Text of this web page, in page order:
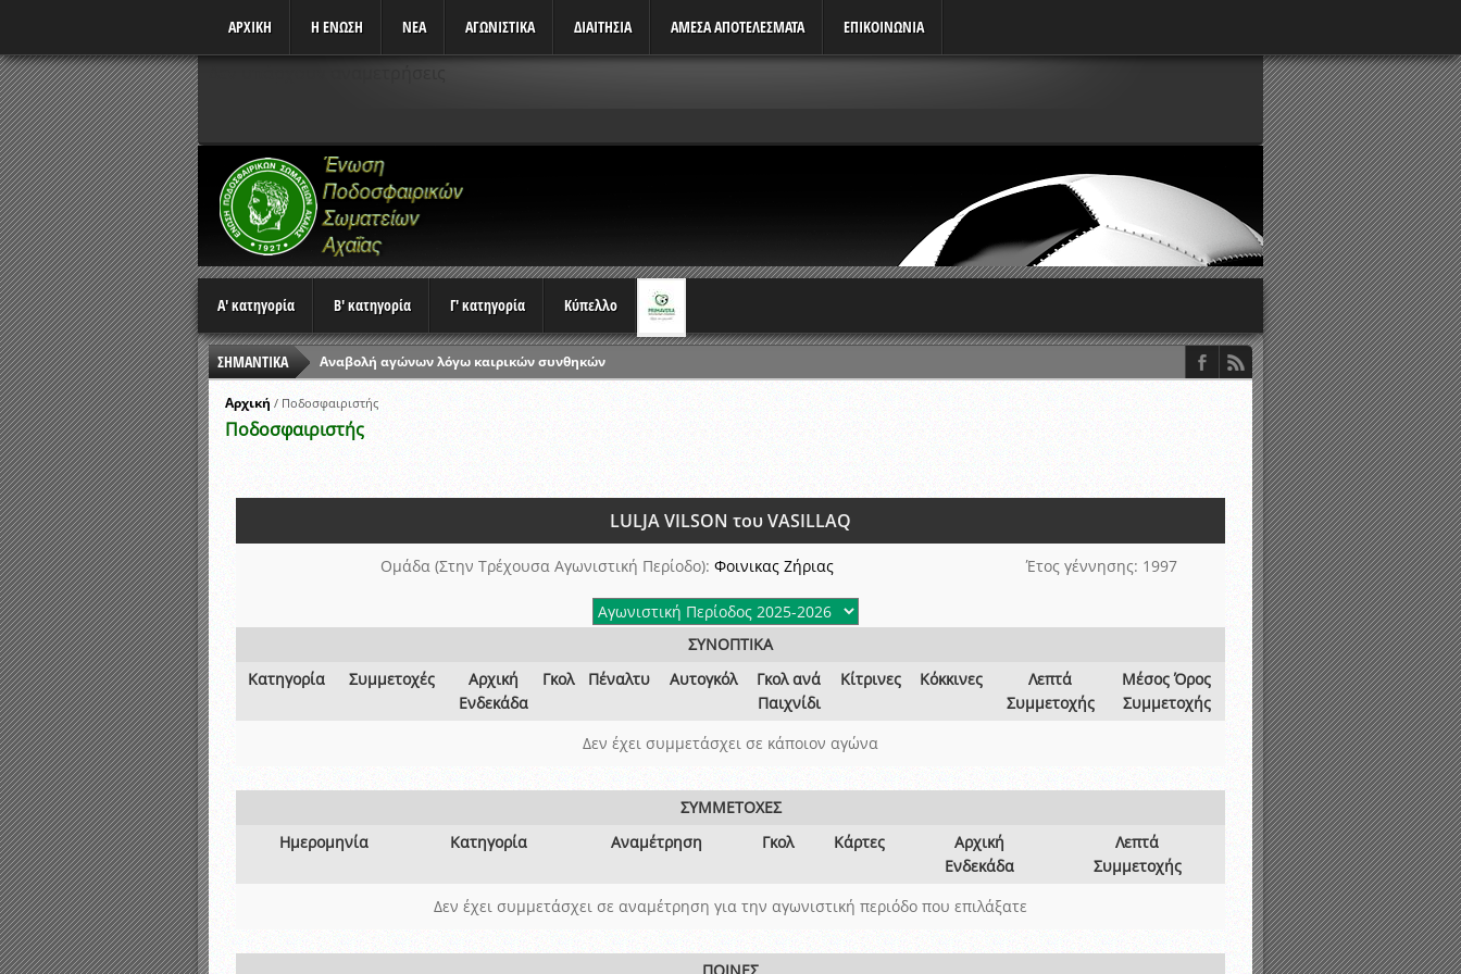
ΑΡΧΙΚΗ Η ΕΝΩΣΗ ΝΕΑ ΑΓΩΝΙΣΤΙΚΆ ΔΙΑΙΤΗΣΙΑ ΑΜΕΣΑ ΑΠΟΤΕΛΕΣΜΑΤΑ ΕΠΙΚΟΙΝΩΝΙΑ
Α' κατηγορία Β' κατηγορία Γ' κατηγορία Κύπελλο
ΣΗΜΑΝΤΙΚΑ
Αναβολή αγώνων λόγω καιρικών συνθηκών
Ώρες έναρξης αγώνων Πρωταθλημάτων
Αποτελέσματα επαναληπτικών γραπτών εξετάσεων και αγωνιστικών δοκιμασιών διαιτητών και παρατηρητών ΕΠΣΑ
Κληρώσεις Πρωταθλημάτων και Κυπέλλου 2015-2016
Αρχική / Ποδοσφαιριστής
Ποδοσφαιριστής
LULJA VILSON του VASILLAQ
Ομάδα (Στην Τρέχουσα Αγωνιστική Περίοδο): Φοινικας Ζήριας Έτος γέννησης: 1997
ΣΥΝΟΠΤΙΚΑ
Κατηγορία
Συμμετοχές
Αρχική
Ενδεκάδα
Γκολ Πέναλτυ Αυτογκόλ
Γκολ ανά
Παιχνίδι
Κίτρινες Κόκκινες
Λεπτά
Συμμετοχής
Μέσος Όρος
Συμμετοχής
Δεν έχει συμμετάσχει σε κάποιον αγώνα
ΣΥΜΜΕΤΟΧΕΣ
Ημερομηνία
Κατηγορία Αναμέτρηση Γκολ Κάρτες
Αρχική
Ενδεκάδα
Λεπτά
Συμμετοχής
Δεν έχει συμμετάσχει σε αναμέτρηση για την αγωνιστική περιόδο που επιλάξατε